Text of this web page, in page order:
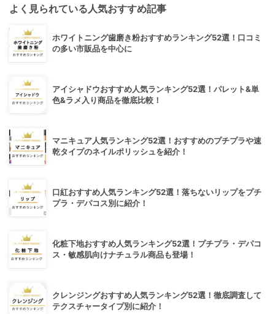
よく見られている人気おすすめ記事
ホワイトニング歯磨き粉おすすめランキング52選！口コミ
の多い市販品を中心に
アイシャドウおすすめ人気ランキング52選！パレット&単
色&ラメ入り商品を徹底比較！
マニキュア人気ランキング52選！おすすめのプチプラや速
乾タイプのネイルポリッシュを紹介！
口紅おすすめ人気ランキング52選！落ちないリップをプチ
プラ・デパコス別に紹介！
化粧下地おすすめ人気ランキング52選！プチプラ・デパコ
ス・敏感肌向けナチュラル商品も登場！
クレンジングおすすめ人気ランキング52選！徹底調査して
テクスチャータイプ別に紹介！